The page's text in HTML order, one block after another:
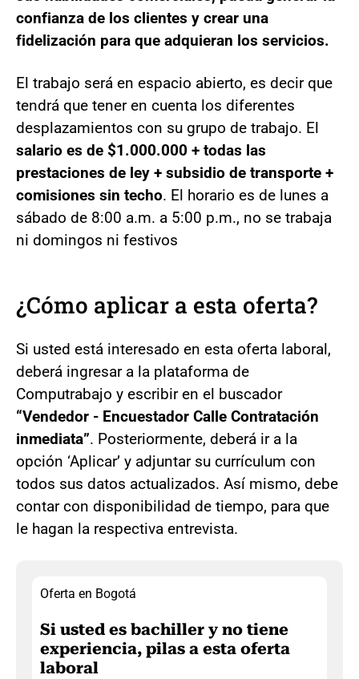
confianza de los clientes y crear una
fidelización para que adquieran los servicios.
El trabajo será en espacio abierto, es decir que
tendrá que tener en cuenta los diferentes
desplazamientos con su grupo de trabajo. El
salario es de $1.000.000 + todas las
prestaciones de ley + subsidio de transporte +
comisiones sin techo. El horario es de lunes a
sábado de 8:00 a.m. a 5:00 p.m., no se trabaja
ni domingos ni festivos
¿Cómo aplicar a esta oferta?
Si usted está interesado en esta oferta laboral,
deberá ingresar a la plataforma de
Computrabajo y escribir en el buscador
“Vendedor - Encuestador Calle Contratación
inmediata”. Posteriormente, deberá ir a la
opción ‘Aplicar’ y adjuntar su currículum con
todos sus datos actualizados. Así mismo, debe
contar con disponibilidad de tiempo, para que
le hagan la respectiva entrevista.
Oferta en Bogotá
Si usted es bachiller y no tiene
experiencia, pilas a esta oferta
laboral